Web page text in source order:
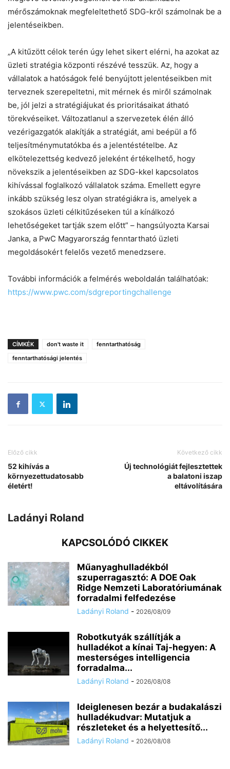
mérőszámoknak megfeleltethető SDG-kről számolnak be a
jelentéseikben.
„A kitűzött célok terén úgy lehet sikert elérni, ha azokat az
üzleti stratégia központi részévé tesszük. Az, hogy a
vállalatok a hatóságok felé benyújtott jelentéseikben mit
terveznek szerepeltetni, mit mérnek és miről számolnak
be, jól jelzi a stratégiájukat és prioritásaikat átható
törekvéseiket. Változatlanul a szervezetek élén álló
vezérigazgatók alakítják a stratégiát, ami beépül a fő
teljesítménymutatókba és a jelentéstételbe. Az
elkötelezettség kedvező jeleként értékelhető, hogy
növekszik a jelentéseikben az SDG-kkel kapcsolatos
kihívással foglalkozó vállalatok száma. Emellett egyre
inkább szükség lesz olyan stratégiákra is, amelyek a
szokásos üzleti célkitűzéseken túl a kínálkozó
lehetőségeket tartják szem előtt” – hangsúlyozta Karsai
Janka, a PwC Magyarország fenntartható üzleti
megoldásokért felelős vezető menedzsere.
További információk a felmérés weboldalán találhatóak:
https://www.pwc.com/sdgreportingchallenge
CÍMKÉK don't waste it
fenntarthatóság
fenntarthatósági jelentés
Előző cikk
52 kihívás a
környezettudatosabb
életért!
Következő cikk
Új technológiát fejlesztettek
a balatoni iszap
eltávolítására
Ladányi Roland
KAPCSOLÓDÓ CIKKEK
Műanyaghulladékból
szuperragasztó: A DOE Oak
Ridge Nemzeti Laboratóriumának
forradalmi felfedezése
Ladányi Roland - 2026/08/09
Robotkutyák szállítják a
hulladékot a kínai Taj-hegyen: A
mesterséges intelligencia
forradalma...
Ladányi Roland - 2026/08/08
Ideiglenesen bezár a budakalászi
hulladékudvar: Mutatjuk a
részleteket és a helyettesítő...
Ladányi Roland - 2026/08/08